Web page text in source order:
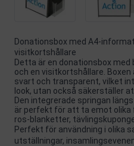
Donationsbox med A4-
visitkortshållare
Detta är en donationsbox
och en visitkortshållare. Boxen
svart och transparent, vilket
look, utan också säkerställer
Den integrerade springan
är perfekt för att ta emot olika
ros-blanketter,
Perfekt för användning i olika
utställningar,